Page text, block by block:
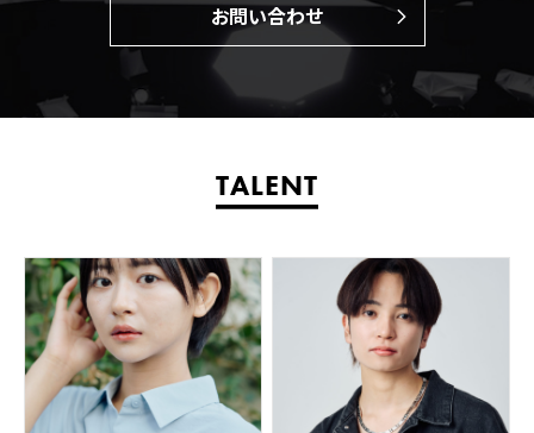
お問い合わせ
TALENT